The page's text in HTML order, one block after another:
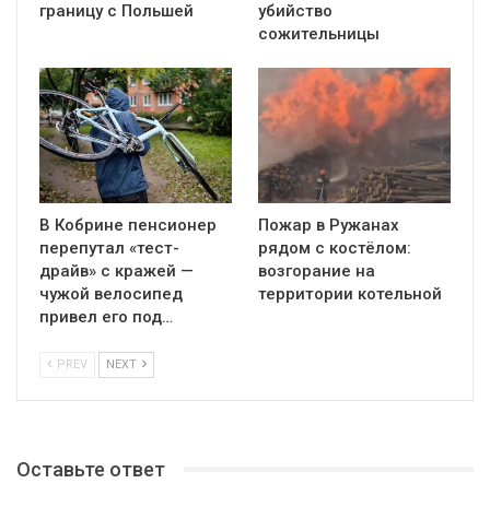
границу с Польшей
убийство
сожительницы
В Кобрине пенсионер
перепутал «тест-
драйв» с кражей —
чужой велосипед
привел его под…
Пожар в Ружанах
рядом с костёлом:
возгорание на
территории котельной
PREV NEXT
Оставьте ответ